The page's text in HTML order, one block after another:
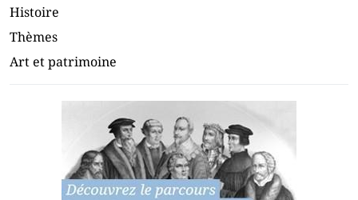
Histoire
Thèmes
Art et patrimoine